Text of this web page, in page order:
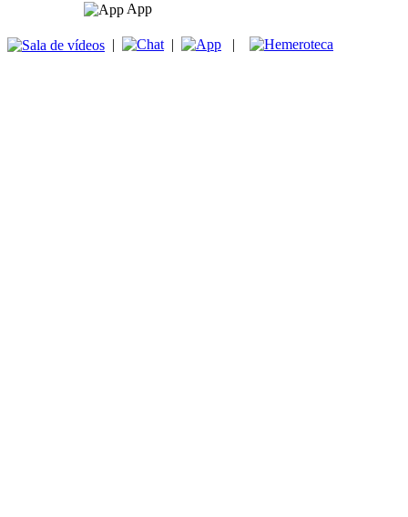
App
| | |